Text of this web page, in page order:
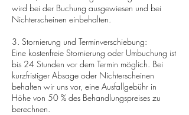
wird bei der Buchung ausgewiesen und bei
Nichterscheinen einbehalten.
3. Stornierung und Terminverschiebung:
Eine kostenfreie Stornierung oder Umbuchung ist
bis 24 Stunden vor dem Termin möglich. Bei
kurzfristiger Absage oder Nichterscheinen
behalten wir uns vor, eine Ausfallgebühr in
Höhe von 50 % des Behandlungspreises zu
berechnen.